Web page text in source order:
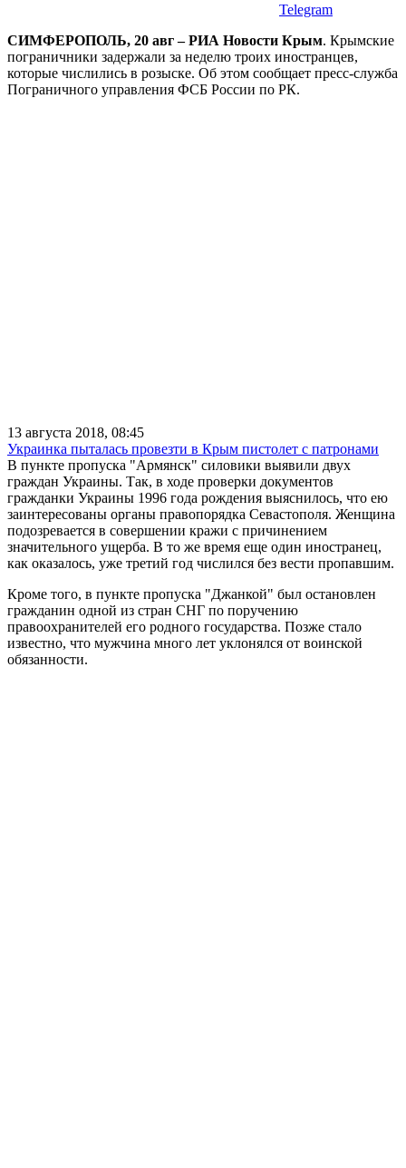
Telegram
СИМФЕРОПОЛЬ, 20 авг – РИА Новости Крым. Крымские
пограничники задержали за неделю троих иностранцев,
которые числились в розыске. Об этом сообщает пресс-служба
Пограничного управления ФСБ России по РК.
13 августа 2018, 08:45
Украинка пыталась провезти в Крым пистолет с патронами
В пункте пропуска "Армянск" силовики выявили двух
граждан Украины. Так, в ходе проверки документов
гражданки Украины 1996 года рождения выяснилось, что ею
заинтересованы органы правопорядка Севастополя. Женщина
подозревается в совершении кражи с причинением
значительного ущерба. В то же время еще один иностранец,
как оказалось, уже третий год числился без вести пропавшим.
Кроме того, в пункте пропуска "Джанкой" был остановлен
гражданин одной из стран СНГ по поручению
правоохранителей его родного государства. Позже стало
известно, что мужчина много лет уклонялся от воинской
обязанности.